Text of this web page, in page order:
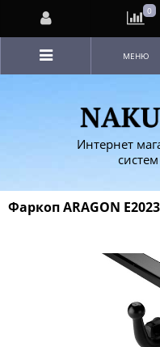
Интернет
МЕНЮ
Фаркоп ARAGON
0